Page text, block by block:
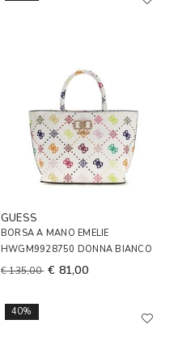
GUESS
BORSA A MANO EMELIE
HWGM9928750 DONNA BIANCO
€ 135,00 € 81,00
40%